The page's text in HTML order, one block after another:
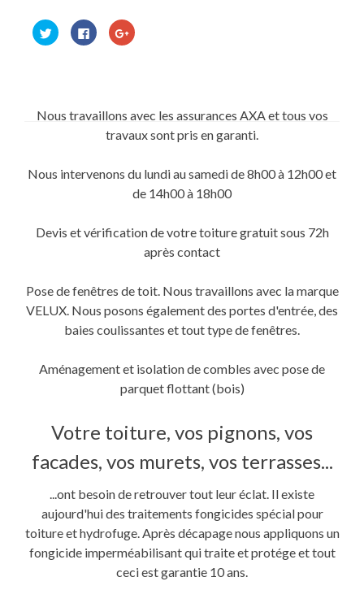
Cliquez
pour
partager
Cliquez
pour
partager
Cliquez
pour
fenêtre)
Nous travaillons avec les assurances AXA et tous vos
travaux sont pris en garanti.
Nous intervenons du lundi au samedi de 8h00 à 12h00 et
de 14h00 à 18h00
Devis et vérification de votre toiture gratuit sous 72h
après contact
Pose de fenêtres de toit. Nous travaillons avec la marque
VELUX. Nous posons également des portes d'entrée, des
baies coulissantes et tout type de fenêtres.
Aménagement et isolation de combles avec pose de
parquet flottant (bois)
Votre toiture, vos pignons, vos
facades, vos murets, vos terrasses...
...ont besoin de retrouver tout leur éclat. Il existe
aujourd'hui des traitements fongicides spécial pour
toiture et hydrofuge. Après décapage nous appliquons un
fongicide imperméabilisant qui traite et protége et tout
ceci est garantie 10 ans.